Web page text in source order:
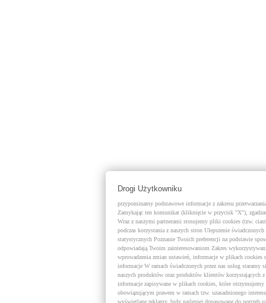
Drogi Użytkowniku
przypominamy podstawowe informacje z zakresu
Zamykając ten komunikat (kliknięcie w przycisk "X"),
Wraz z naszymi partnerami stosujemy pliki cookies (tzw.
podczas korzystania z naszych stron Ulepszenie
statystycznych Poznanie Twoich preferencji na podstawie
odpowiadają Twoim zainteresowaniom Zakres
wprowadzenia zmian ustawień, informacje w plikach
informacje W ramach świadczonych przez nas usług
naszych produktów oraz produktów klientów korzystających
informacje zapisywane w plikach cookies, które otrzymujemy
obowiązującym prawem w ramach tzw. uzasadnionego
wyświetlane reklamy, były najlepiej dopasowane do potrzeb